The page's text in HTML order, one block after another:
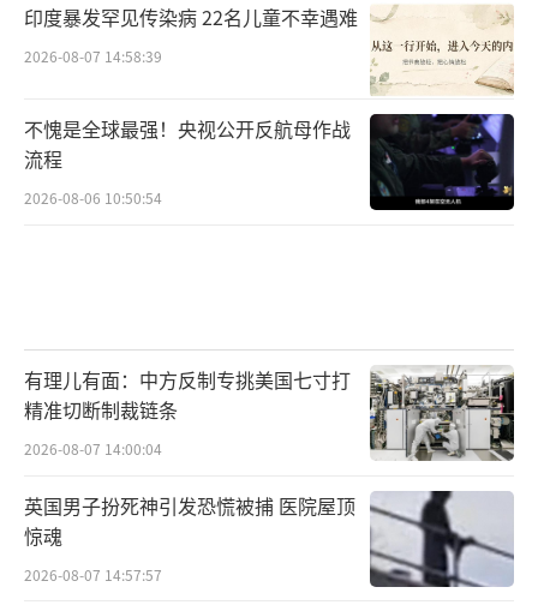
印度暴发罕见传染病 22名儿童不幸遇难
2026-08-07 14:58:39
不愧是全球最强！央视公开反航母作战
流程
2026-08-06 10:50:54
有理儿有面：中方反制专挑美国七寸打
精准切断制裁链条
2026-08-07 14:00:04
英国男子扮死神引发恐慌被捕 医院屋顶
惊魂
2026-08-07 14:57:57